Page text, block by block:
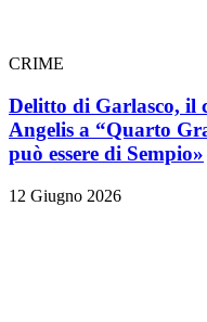
CRIME
Delitto di Garlasco, il
Angelis a “Quarto
può essere di Sempio»
12 Giugno 2026